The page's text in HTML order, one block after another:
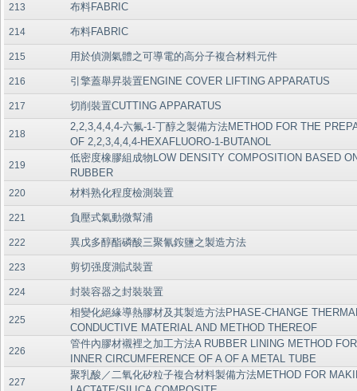
213 布料FABRIC
214 布料FABRIC
215 用於偵測氣體之可導電的高分子複合材料元件
216 引擎蓋舉昇裝置ENGINE COVER LIFTING APPARATUS
217 切削裝置CUTTING APPARATUS
218
2,2,3,4,4,4-六氟-1-丁醇之製備方法METHOD FOR THE
OF 2,2,3,4,4,4-HEXAFLUORO-1-BUTANOL
219
低密度橡膠組成物LOW DENSITY COMPOSITION BASED
RUBBER
220 材料熟化程度檢測裝置
221 負壓式氣動微幫浦
222 異戊多醇酯磷酸三聚氰銨鹽之製造方法
223 剪切强度測試裝置
224 封裝容器之封裝裝置
225
相變化絕緣導熱膠材及其製造方法PHASE-CHANGE
CONDUCTIVE MATERIAL AND METHOD THEREOF
226
管件內膠材襯裡之加工方法A RUBBER LINING METHOD
INNER CIRCUMFERENCE OF A OF A METAL TUBE
227
聚乳酸／二氧化矽粒子複合材料製備方法METHOD FOR